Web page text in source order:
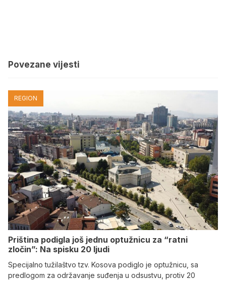
Povezane vijesti
REGION
Priština podigla još jednu optužnicu za “ratni
zločin”: Na spisku 20 ljudi
Specijalno tužilaštvo tzv. Kosova podiglo je optužnicu, sa
predlogom za održavanje suđenja u odsustvu, protiv 20